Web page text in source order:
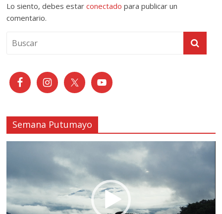
Lo siento, debes estarconectado para publicar un
comentario.
Semana Putumayo